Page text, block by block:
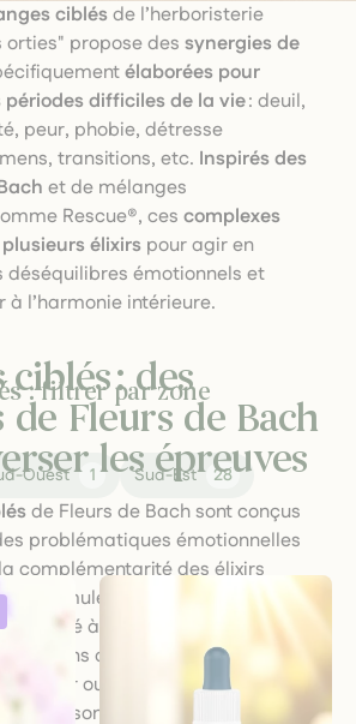
ciblésde l’herboristerie
orties" propose des synergies de
élaborées pour
difficiles de la vie: deuil,
peur, phobie, détresse
transitions, etc. Inspirés des
et de mélanges
Rescue®, ces complexes
élixirs pour agir en
déséquilibres émotionnels et
l’harmonie intérieure.
: des
de Fleurs de Bach
les épreuves
de Fleurs de Bach sont conçus
problématiques émotionnelles
complémentarité des élixirs
formule associe plusieurs fleurs,
à soutenir l’équilibre
de stress intense, de
de peur ou de manque de
sont particulièrement
: filtrer par zone
Ouest 1 Sud-Est 28